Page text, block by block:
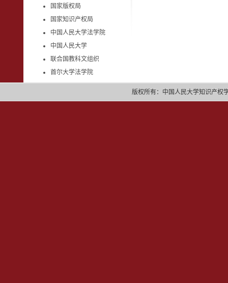
国家版权局
国家知识产权局
中国人民大学法学院
中国人民大学
联合国教科文组织
首尔大学法学院
版权所有：中国人民大学知识产权